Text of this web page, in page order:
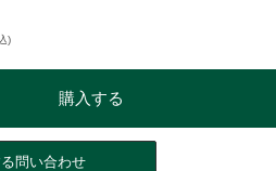
)
購入する
問い合わせ